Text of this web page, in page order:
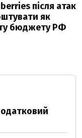
після атак
як
бюджету РФ